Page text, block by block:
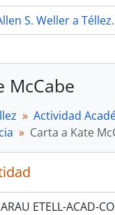
S. Weller a Téllez.
McCabe
Actividad
Carta a Kate
ETELL-ACAD-